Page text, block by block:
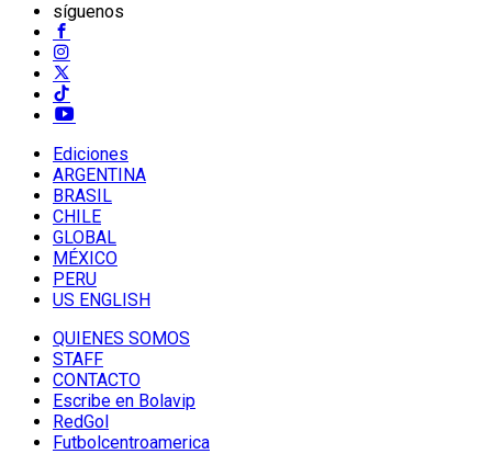
síguenos
Ediciones
ARGENTINA
BRASIL
CHILE
GLOBAL
MÉXICO
PERU
US ENGLISH
QUIENES SOMOS
STAFF
CONTACTO
Escribe en Bolavip
RedGol
Futbolcentroamerica